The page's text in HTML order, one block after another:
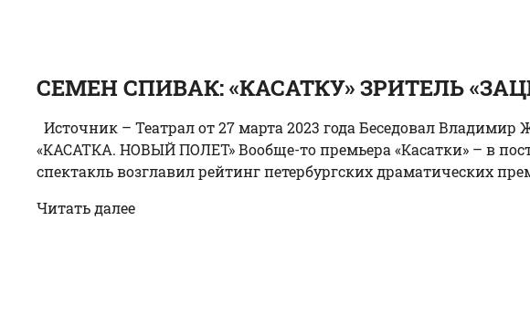
СЕМЕН СПИВАК: «КАСАТКУ» ЗРИТЕЛЬ
Источник – Театрал от 27 марта 2023 года Беседовал
«КАСАТКА. НОВЫЙ ПОЛЕТ» Вообще-то премьера «Касатки» – в
спектакль возглавил рейтинг петербургских драматических
Читать далее